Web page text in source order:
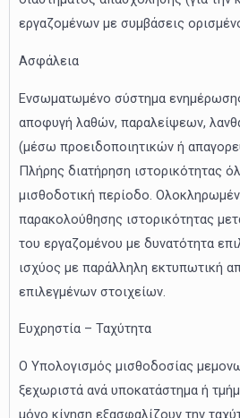
εργαζομένων με συμβάσεις
Ασφάλεια
Ενσωματωμένο σύστημα
αποφυγή λαθών, παραλείψεων,
(μέσω προειδοποιητικών ή
Πλήρης διατήρηση ιστορικότητας
μισθοδοτική περίοδο.
παρακολούθησης ιστορικότητας
του εργαζομένου με δυνατότητα
ισχύος με παράλληλη εκτυπωτική
επιλεγμένων στοιχείων.
Ευχρηστία – Ταχύτητα
O Υπολογισμός μισθοδοσίας
ξεχωριστά ανά υποκατάστημα ή
μόνο κίνηση εξασφαλίζουν την